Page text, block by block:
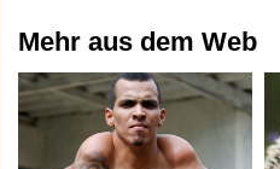
Mehr aus dem Web